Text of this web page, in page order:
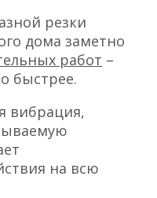
резки
дома заметно
работ –
быстрее.
вибрация,
на всю